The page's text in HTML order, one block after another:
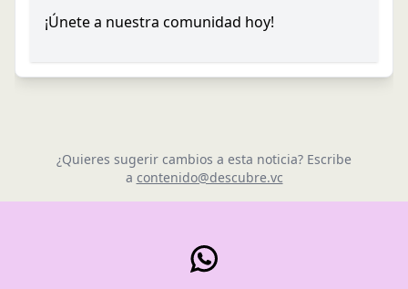
¡Únete a nuestra comunidad hoy!
¿Quieres sugerir cambios a esta noticia? Escribe
a contenido@descubre.vc